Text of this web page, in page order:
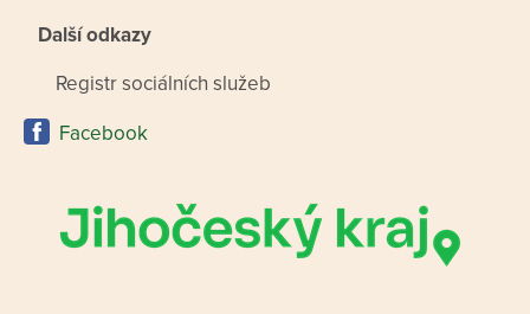
Další odkazy
Registr sociálních služeb
Facebook